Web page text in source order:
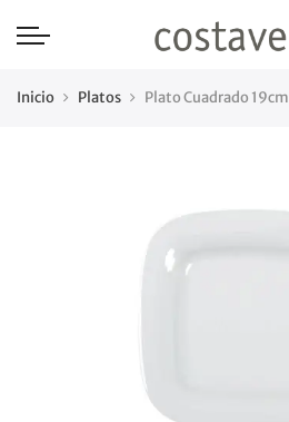
Inicio Platos Plato Cuadrado 19cm